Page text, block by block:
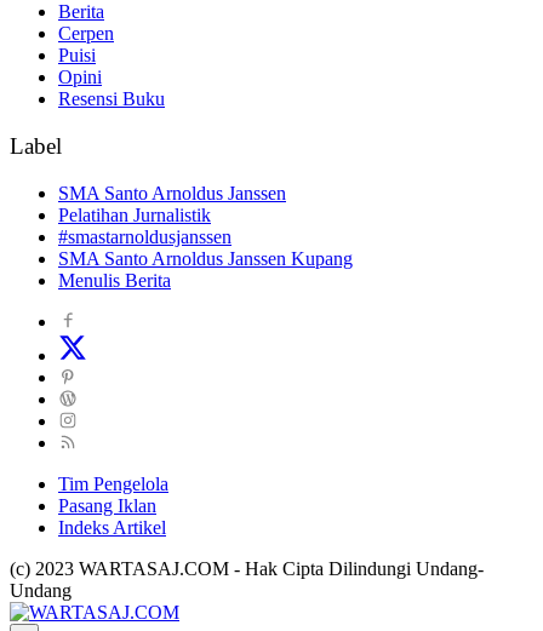
Berita
Cerpen
Puisi
Opini
Resensi Buku
Label
SMA Santo Arnoldus Janssen
Pelatihan Jurnalistik
#smastarnoldusjanssen
SMA Santo Arnoldus Janssen Kupang
Menulis Berita
Tim Pengelola
Pasang Iklan
Indeks Artikel
(c) 2023 WARTASAJ.COM - Hak Cipta Dilindungi Undang-
Undang